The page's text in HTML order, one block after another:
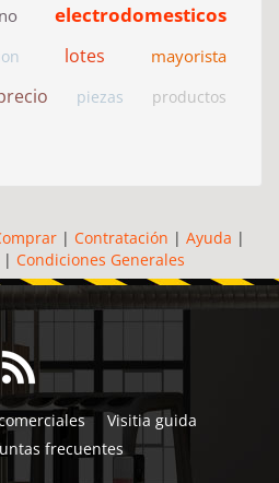
electrodomesticos
lotes
mayorista
piezas
productos
| Contratación | Ayuda |
| Condiciones Generales
Visitia guida
frecuentes